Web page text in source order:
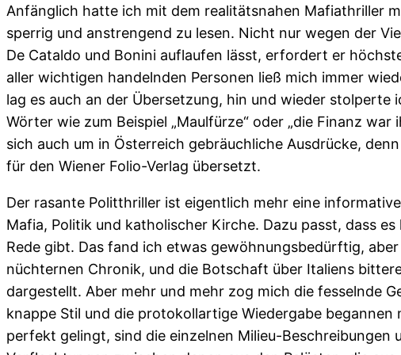
Anfänglich hatte ich mit dem realitätsnahen Mafiathriller
sperrig und anstrengend zu lesen. Nicht nur wegen der
De Cataldo und Bonini auflaufen lässt, erfordert er
aller wichtigen handelnden Personen ließ mich immer
lag es auch an der Übersetzung, hin und wieder stolperte
Wörter wie zum Beispiel „Maulfürze“ oder „die Finanz war
sich auch um in Österreich gebräuchliche Ausdrücke,
für den Wiener Folio-Verlag übersetzt.
Der rasante Politthriller ist eigentlich mehr eine
Mafia, Politik und katholischer Kirche. Dazu passt, dass
Rede gibt. Das fand ich etwas gewöhnungsbedürftig,
nüchternen Chronik, und die Botschaft über Italiens
dargestellt. Aber mehr und mehr zog mich die fesselnde
knappe Stil und die protokollartige Wiedergabe begannen
perfekt gelingt, sind die einzelnen Milieu-Beschreibungen